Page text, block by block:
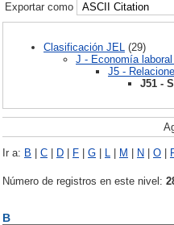
Exportar como
Clasificación JEL
(29)
J - Economía
J5 -
J51 -
Ir a: B | C | D | F | G | L | M | N | O |
Número de registros en este nivel:
B